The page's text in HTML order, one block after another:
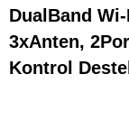
DualBand
3xAnten,
Kontrol